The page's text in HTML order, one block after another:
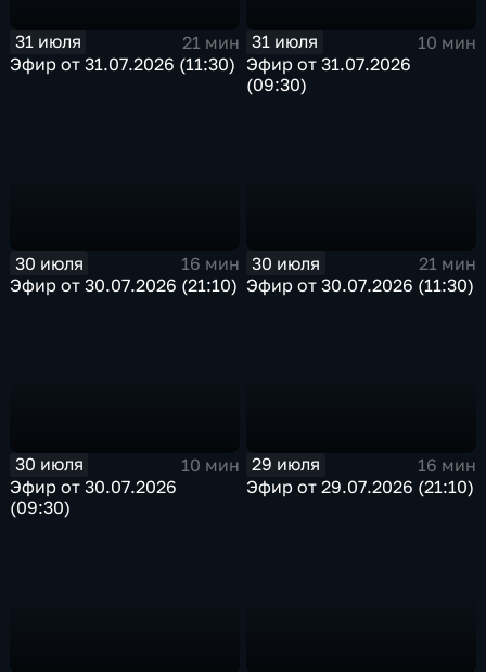
31 июля
21 мин
Эфир от 31.07.2026 (11:30)
31 июля
10 мин
Эфир от 31.07.2026
(09:30)
30 июля
16 мин
Эфир от 30.07.2026 (21:10)
30 июля
21 мин
Эфир от 30.07.2026 (11:30)
30 июля
10 мин
Эфир от 30.07.2026
(09:30)
29 июля
16 мин
Эфир от 29.07.2026 (21:10)